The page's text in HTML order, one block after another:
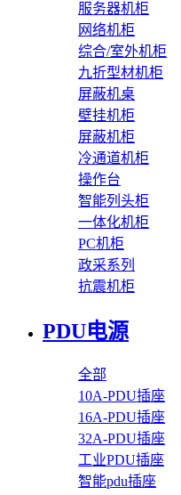
服务器机柜
网络机柜
综合/室外机柜
九折型材机柜
屏蔽机桌
壁挂机柜
屏蔽机柜
冷通道机柜
操作台
智能列头柜
一体化机柜
PC机柜
政采系列
抗震机柜
PDU电源
全部
10A-PDU插座
16A-PDU插座
32A-PDU插座
工业PDU插座
智能pdu插座